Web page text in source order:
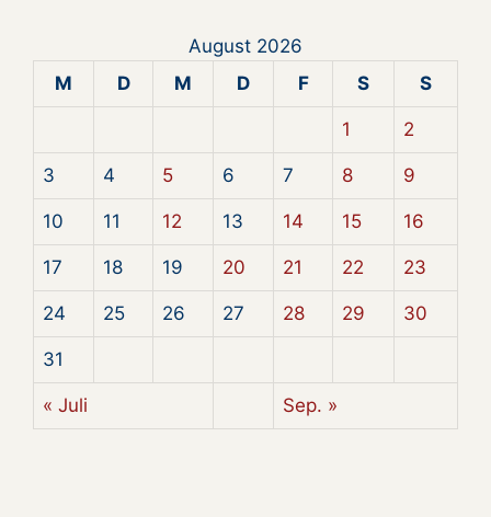
August 2026
M
D M D F S S
1 2
3 4 5 6 7 8 9
10 11 12 13 14 15 16
17 18 19 20 21 22 23
24 25 26 27 28 29 30
31
« Juli Sep. »